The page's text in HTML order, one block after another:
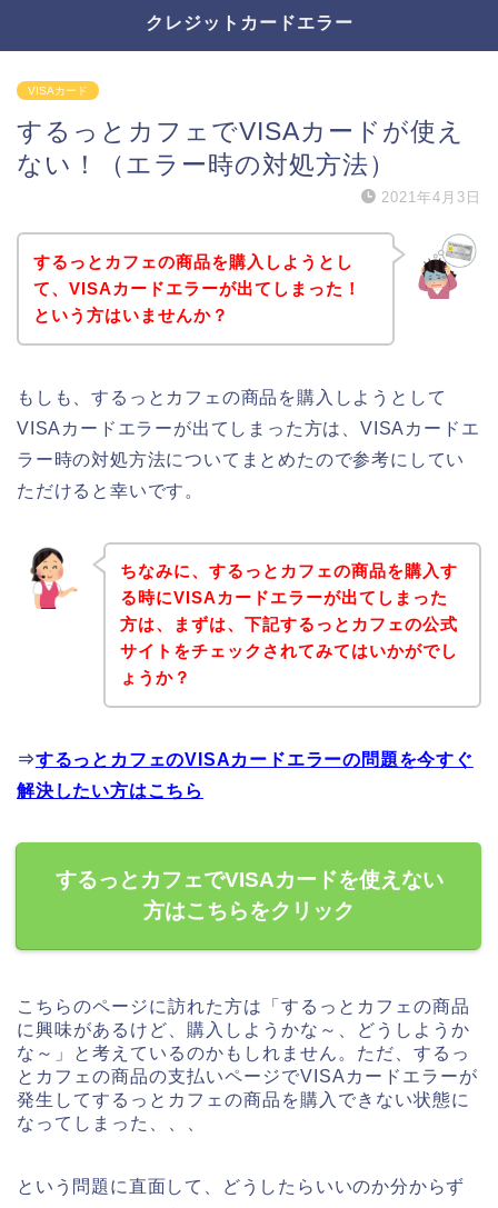
クレジットカードエラー
VISAカード
するっとカフェでVISAカードが使え
ない！（エラー時の対処方法）
2021年4月3日
するっとカフェの商品を購入しようとし
て、VISAカードエラーが出てしまった！
という方はいませんか？
もしも、するっとカフェの商品を購入しようとして
VISAカードエラーが出てしまった方は、VISAカードエ
ラー時の対処方法についてまとめたので参考にしてい
ただけると幸いです。
ちなみに、するっとカフェの商品を購入す
る時にVISAカードエラーが出てしまった
方は、まずは、下記するっとカフェの公式
サイトをチェックされてみてはいかがでし
ょうか？
⇒するっとカフェのVISAカードエラーの問題を今すぐ
解決したい方はこちら
するっとカフェでVISAカードを使えない
方はこちらをクリック
こちらのページに訪れた方は「するっとカフェの商品
に興味があるけど、購入しようかな～、どうしようか
な～」と考えているのかもしれません。ただ、するっ
とカフェの商品の支払いページでVISAカードエラーが
発生してするっとカフェの商品を購入できない状態に
なってしまった、、、
という問題に直面して、どうしたらいいのか分からず